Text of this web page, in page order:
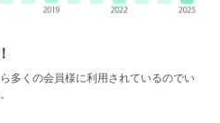
多くの会員様に利用されているのでい